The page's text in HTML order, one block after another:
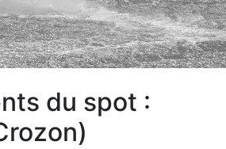
du spot :